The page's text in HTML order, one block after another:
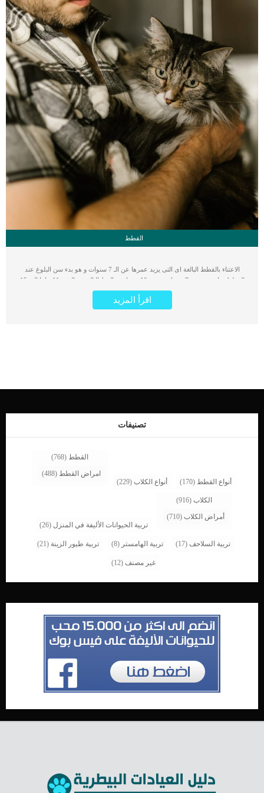
وغيرها من الحيوانات التي تؤدي إلى تعرض صدفة السلحفاة إلى الجرح والخدش […]
القطط
الاعتناء بالقطط البالغة اى التى يزيد عمرها عن الـ 7 سنوات و هو بدء سن البلوغ عند
القطط بداية من سن 7 سنوات وحتى 10 سنوات, والقط البالغ من العمر 11 عاما الى 15
عام يعتبر قط مسن. كما تشيع الأمراض فى القطط الأكبر سنا لذا فيجب عليك ان تقوم
بكشف دوري كل 6 أشهر حتى تكتشف الامراض والاصابات وتتم معالجتها قبل الوصول
لمرحلة الخطر. يعتبر الاعتناء بالقطط البالغة امرا هاما جدا للحفاظ على صحة قطتك التى
اقرأ المزيد
تصنيفات
أنواع القطط (170) أنواع الكلاب (229)
القطط (768)
امراض القطط (488)
الكلاب (916)
أمراض الكلاب (710)
تربية الحيوانات الأليفة في المنزل (26)
تربية السلاحف (17) تربية الهامستر (8) تربية طيور الزينة (21)
غير مصنف (12)